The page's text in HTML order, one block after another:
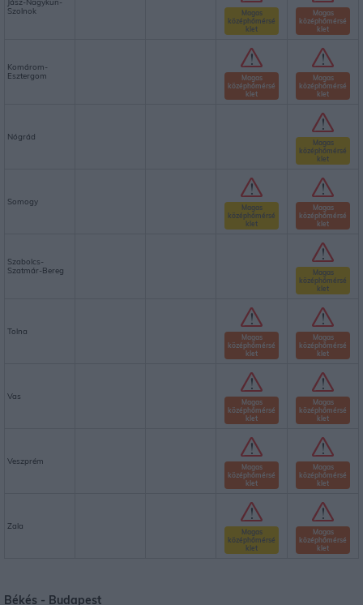
Szolnok
Magas
középhőmérsé
klet
Magas
középhőmérsé
klet
Komárom-
Esztergom
Magas
középhőmérsé
klet
Magas
középhőmérsé
klet
Nógrád
Magas
középhőmérsé
klet
Somogy
Magas
középhőmérsé
klet
Magas
középhőmérsé
klet
Szabolcs-
Szatmár-Bereg
Magas
középhőmérsé
klet
Tolna
Magas
középhőmérsé
klet
Magas
középhőmérsé
klet
Vas
Magas
középhőmérsé
klet
Magas
középhőmérsé
klet
Veszprém
Magas
középhőmérsé
klet
Magas
középhőmérsé
klet
Zala
Magas
középhőmérsé
klet
Magas
középhőmérsé
klet
Békés - Budapest